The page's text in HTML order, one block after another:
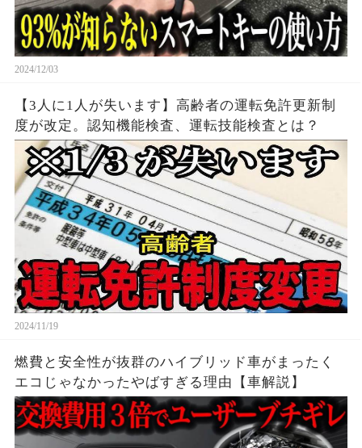
2024/12/03
【3人に1人が失います】高齢者の運転免許更新制
度が改定。認知機能検査、運転技能検査とは？
2024/11/19
燃費と安全性が抜群のハイブリッド車がまったく
エコじゃなかったやばすぎる理由【車解説】